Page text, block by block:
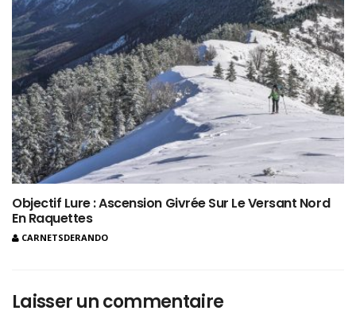
Objectif Lure : Ascension Givrée Sur Le Versant Nord
En Raquettes
CARNETSDERANDO
Laisser un commentaire